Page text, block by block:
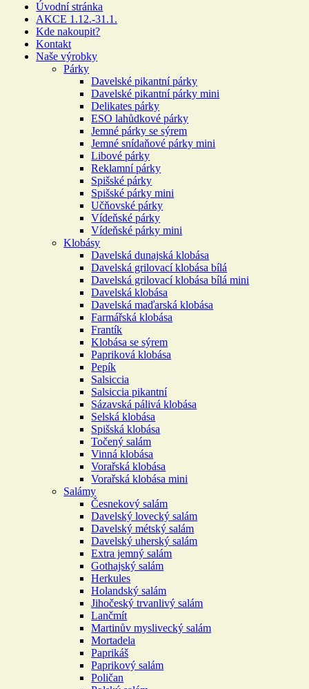
Úvodní stránka
AKCE 1.12.-31.1.
Kde nakoupit?
Kontakt
Naše výrobky
Párky
Davelské pikantní párky
Davelské pikantní párky mini
Delikates párky
ESO lahůdkové párky
Jemné párky se sýrem
Jemné snídaňové párky mini
Libové párky
Reklamní párky
Spišské párky
Spišské párky mini
Učňovské párky
Vídeňské párky
Vídeňské párky mini
Klobásy
Davelská dunajská klobása
Davelská grilovací klobása bílá
Davelská grilovací klobása bílá mini
Davelská klobása
Davelská maďarská klobása
Farmářská klobása
Frantík
Klobása se sýrem
Papriková klobása
Pepík
Salsiccia
Salsiccia pikantní
Sázavská pálivá klobása
Selská klobása
Spišská klobása
Točený salám
Vinná klobása
Vorařská klobása
Vorařská klobása mini
Salámy
Česnekový salám
Davelský lovecký salám
Davelský métský salám
Davelský uherský salám
Extra jemný salám
Gothajský salám
Herkules
Holandský salám
Jihočeský trvanlivý salám
Lančmít
Martinův myslivecký salám
Mortadela
Paprikáš
Paprikový salám
Poličan